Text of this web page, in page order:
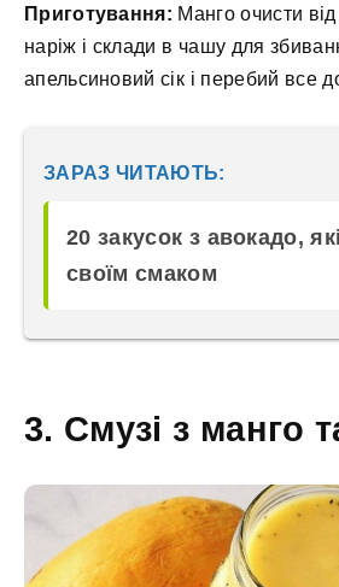
Приготування: Манго очисти від
наріж і склади в чашу для
апельсиновий сік і перебий все
ЗАРАЗ ЧИТАЮТЬ:
20 закусок з авокадо,
своїм смаком
3. Смузі з манго